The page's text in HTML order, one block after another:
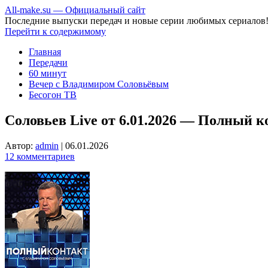
All-make.su — Официальный сайт
Последние выпуски передач и новые серии любимых сериалов!
Перейти к содержимому
Главная
Передачи
60 минут
Вечер с Владимиром Соловьёвым
Бесогон ТВ
Соловьев Live от 6.01.2026 — Полный
Автор: admin | 06.01.2026
12 комментариев